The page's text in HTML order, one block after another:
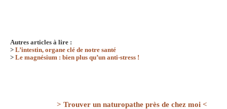
Autres articles à lire :
> L’intestin, organe clé de notre santé
> Le magnésium : bien plus qu’un anti-stress !
> Trouver un naturopathe près de chez moi <